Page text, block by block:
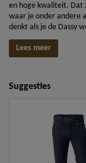
en hoge kwaliteit. Dat
waar je onder andere
denkt als je de Dassy
Lees meer
Suggesties